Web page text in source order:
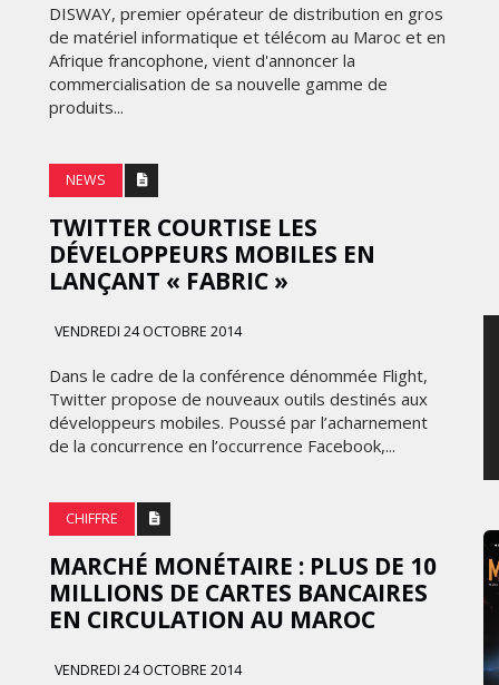
DISWAY, premier opérateur de distribution en gros
de matériel informatique et télécom au Maroc et en
Afrique francophone, vient d'annoncer la
commercialisation de sa nouvelle gamme de
produits...
NEWS
TWITTER COURTISE LES
DÉVELOPPEURS MOBILES EN
LANÇANT « FABRIC »
VENDREDI 24 OCTOBRE 2014
Dans le cadre de la conférence dénommée Flight,
Twitter propose de nouveaux outils destinés aux
développeurs mobiles. Poussé par l’acharnement
de la concurrence en l’occurrence Facebook,...
CHIFFRE
MARCHÉ MONÉTAIRE : PLUS DE 10
MILLIONS DE CARTES BANCAIRES
EN CIRCULATION AU MAROC
VENDREDI 24 OCTOBRE 2014
MARKETING
WEDGEWOOD WEDDINGS MISE
SUR UNE CAMPAGNE
MARIAGE